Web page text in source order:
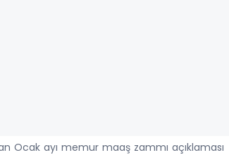
Ocak ayı memur maaş zammı açıklaması